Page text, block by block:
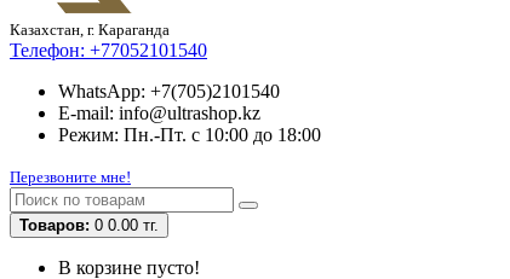
Казахстан, г. Караганда
Телефон: +77052101540
WhatsApp: +7(705)2101540
E-mail: info@ultrashop.kz
Режим: Пн.-Пт. с 10:00 до 18:00
Перезвоните мне!
Товаров: 0 0.00 тг.
В корзине пусто!